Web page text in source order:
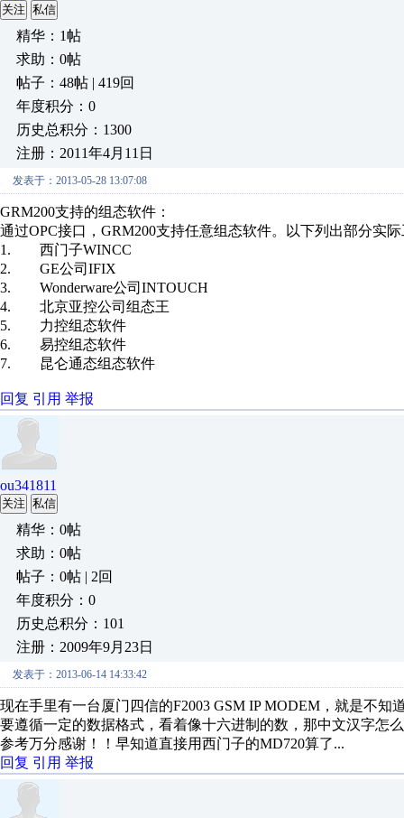
关注 私信
精华：1帖
求助：0帖
帖子：48帖 | 419回
年度积分：0
历史总积分：1300
注册：2011年4月11日
发表于：2013-05-28 13:07:08
GRM200支持的组态软件：
通过OPC接口，GRM200支持任意组态软件。以下列出部分实
1. 西门子WINCC
2. GE公司IFIX
3. Wonderware公司INTOUCH
4. 北京亚控公司组态王
5. 力控组态软件
6. 易控组态软件
7. 昆仑通态组态软件
回复 引用 举报
ou341811
关注 私信
精华：0帖
求助：0帖
帖子：0帖 | 2回
年度积分：0
历史总积分：101
注册：2009年9月23日
发表于：2013-06-14 14:33:42
现在手里有一台厦门四信的F2003 GSM IP MODEM，就是不
要遵循一定的数据格式，看着像十六进制的数，那中文汉字怎
参考万分感谢！！早知道直接用西门子的MD720算了...
回复 引用 举报